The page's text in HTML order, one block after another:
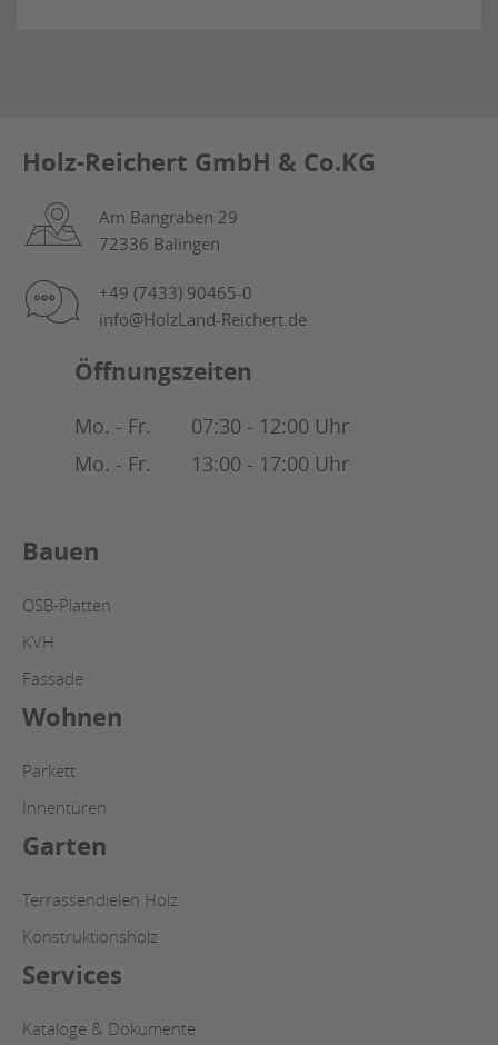
Holz-Reichert GmbH & Co.KG
Am Bangraben 29
72336 Balingen
+49 (7433) 90465-0
info@HolzLand-Reichert.de
Öffnungszeiten
Mo. - Fr.
07:30 - 12:00 Uhr
Mo. - Fr.
13:00 - 17:00 Uhr
Bauen
OSB-Platten
KVH
Fassade
Wohnen
Parkett
Innentüren
Garten
Terrassendielen Holz
Konstruktionsholz
Services
Kataloge & Dokumente